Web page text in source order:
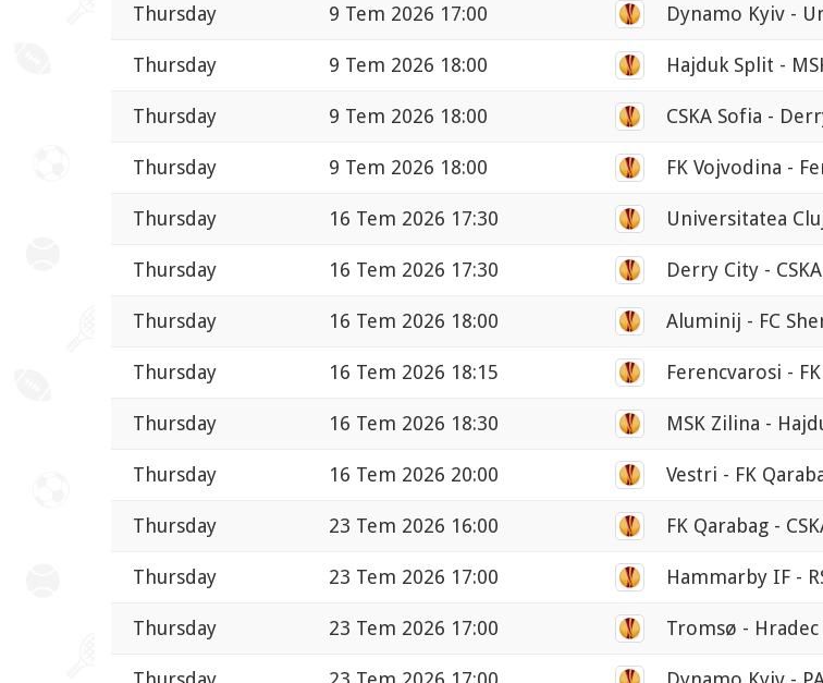
Thursday 9 Tem 2026 17:00 Dynamo Kyiv -
Thursday 9 Tem 2026 18:00 Hajduk Split -
Thursday 9 Tem 2026 18:00 CSKA Sofia -
Thursday 9 Tem 2026 18:00 FK Vojvodina -
Thursday 16 Tem 2026 17:30 Universitatea
Thursday 16 Tem 2026 17:30 Derry City -
Thursday 16 Tem 2026 18:00 Aluminij - FC
Thursday 16 Tem 2026 18:15 Ferencvarosi -
Thursday 16 Tem 2026 18:30 MSK Zilina -
Thursday 16 Tem 2026 20:00 Vestri - FK
Thursday 23 Tem 2026 16:00 FK Qarabag -
Thursday 23 Tem 2026 17:00 Hammarby IF -
Thursday 23 Tem 2026 17:00 Tromsø -